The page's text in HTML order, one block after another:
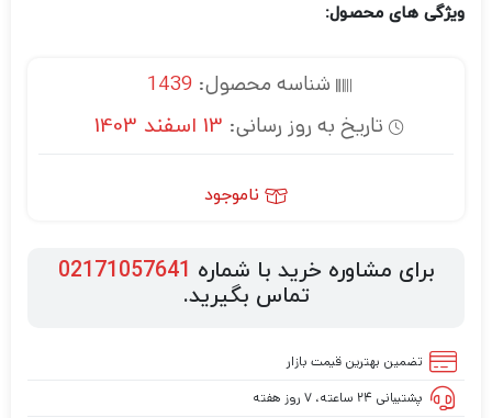
ویژگی های محصول:
شناسه محصول:1439
تاریخ به روز رسانی: 13 اسفند 1403
ناموجود
برای مشاوره خرید با شماره 02171057641
تماس بگیرید.
تضمین بهترین قیمت بازار
پشتیبانی ۲۴ ساعته، ۷ روز هفته